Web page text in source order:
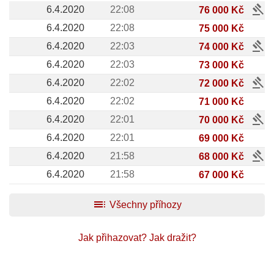
6.4.2020 22:08 76 000 Kč gavel
6.4.2020 22:08
75 000 Kč
6.4.2020
22:03 74 000 Kč gavel
6.4.2020 22:03
73 000 Kč
6.4.2020
22:02 72 000 Kč gavel
6.4.2020 22:02
71 000 Kč
6.4.2020
22:01 70 000 Kč gavel
6.4.2020 22:01
69 000 Kč
6.4.2020
21:58 68 000 Kč gavel
6.4.2020 21:58 67 000 Kč
toc Všechny příhozy
Jak přihazovat? Jak dražit?